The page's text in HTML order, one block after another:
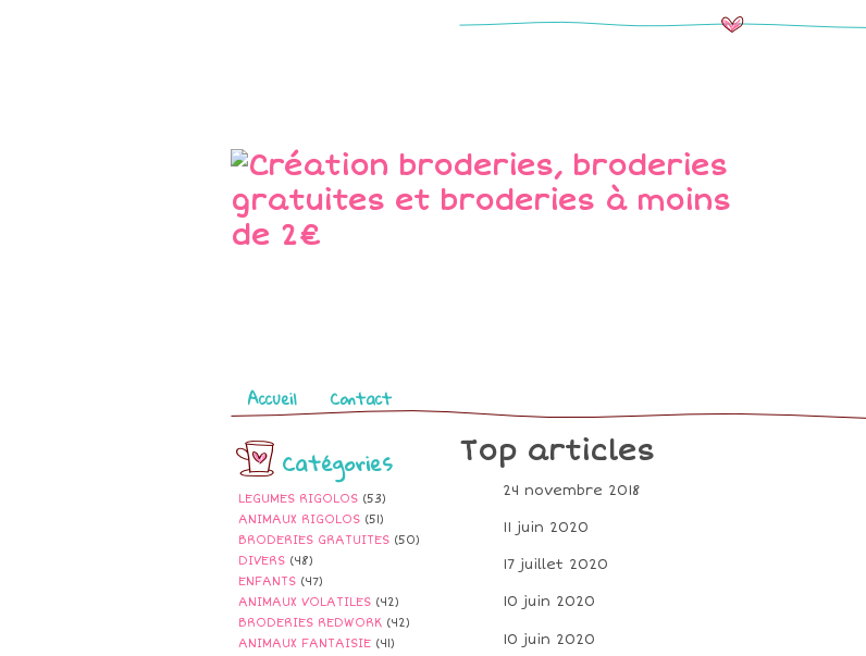
Pages
Accueil Contact
Catégories
LEGUMES RIGOLOS (53)
ANIMAUX RIGOLOS (51)
BRODERIES GRATUITES (50)
DIVERS (48)
ENFANTS (47)
ANIMAUX VOLATILES (42)
BRODERIES REDWORK (42)
ANIMAUX FANTAISIE (41)
Top articles
24 novembre 2018
11 juin 2020
17 juillet 2020
10 juin 2020
10 juin 2020